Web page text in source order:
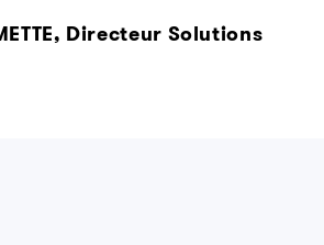
Directeur Solutions